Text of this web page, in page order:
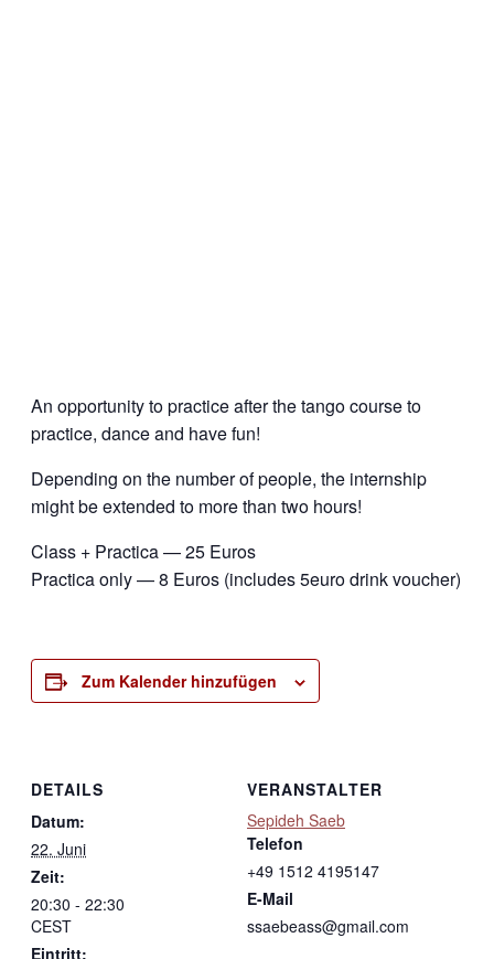
An opportunity to practice after the tango course to
practice, dance and have fun!
Depending on the number of people, the internship
might be extended to more than two hours!
Class + Practica — 25 Euros
Practica only — 8 Euros (includes 5euro drink voucher)
Zum Kalender hinzufügen
DETAILS
Datum:
22. Juni
Zeit:
20:30 - 22:30
CEST
Eintritt:
VERANSTALTER
Sepideh Saeb
Telefon
+49 1512 4195147
E-Mail
ssaebeass@gmail.com